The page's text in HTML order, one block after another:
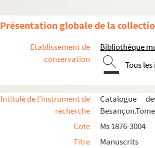
Présentation globale de la
Etablissement de
conservation
Bibliothèque
Tous
Intitulé de l'instrument de
recherche
Catalogue
Cote
Ms 1876-3004
Titre
Manuscrits
Ms 1876 à 1887. Collection Charles Thuriet
Ms 1888 à 1943. Collection Alexandre